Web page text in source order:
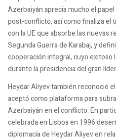
Azerbaiyán aprecia mucho el
post-conflicto, así como finaliza el
con la UE que absorbe las nuevas
Segunda Guerra de Karabaj, y
cooperación integral, cuyo
durante la presidencia del gran
Heydar Aliyev también reconoció
aceptó como plataforma para
Azerbaiyán en el conflicto. En
celebrada en Lisboa en 1996
diplomacia de Heydar Aliyev en